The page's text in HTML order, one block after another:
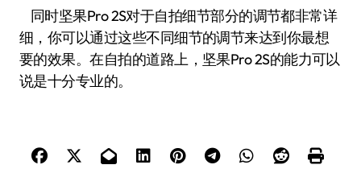
同时坚果Pro 2S对于自拍细节部分的调节都非常详
细，你可以通过这些不同细节的调节来达到你最想
要的效果。在自拍的道路上，坚果Pro 2S的能力可以
说是十分专业的。